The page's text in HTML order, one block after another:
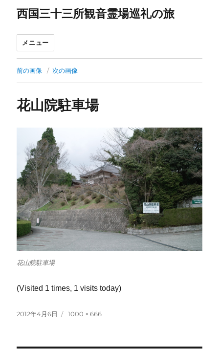
西国三十三所観音霊場巡礼の旅
メニュー
前の画像 次の画像
花山院駐車場
花山院駐車場
(Visited 1 times, 1 visits today)
投
2012年4月6日
フ
1000 × 666